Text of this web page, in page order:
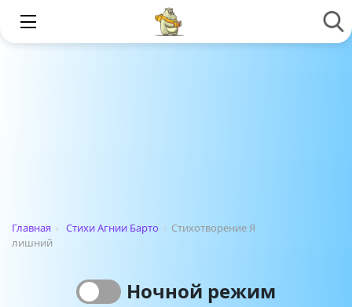
Главная › Стихи Агнии Барто › Стихотворение Я
лишний
Ночной режим